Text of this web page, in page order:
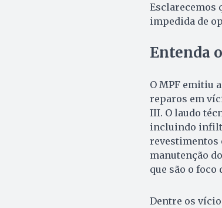
Esclarecemos
impedida de
Entenda
O MPF emitiu
reparos em
III. O laudo
incluindo
revestimentos
manutenção
que são o foco
Dentre os